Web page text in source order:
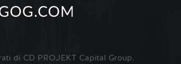
di CD PROJEKT Capital Group.